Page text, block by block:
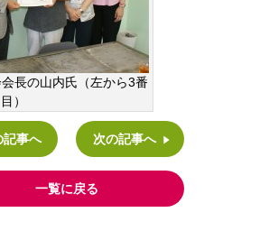
長の山内氏（左から3番
目）
記事へ 次の記事へ
一覧に戻る